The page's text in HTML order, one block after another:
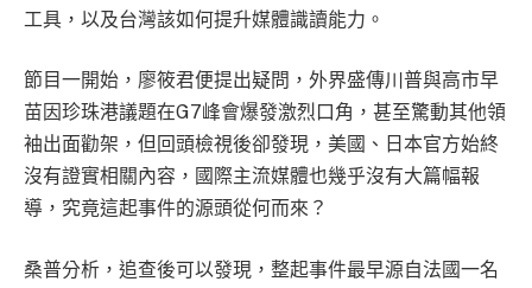
工具，以及台灣該如何提升媒體識讀能力。
節目一開始，廖筱君便提出疑問，外界盛傳川普與高市早
苗因珍珠港議題在G7峰會爆發激烈口角，甚至驚動其他領
袖出面勸架，但回頭檢視後卻發現，美國、日本官方始終
沒有證實相關內容，國際主流媒體也幾乎沒有大篇幅報
導，究竟這起事件的源頭從何而來？
桑普分析，追查後可以發現，整起事件最早源自法國一名